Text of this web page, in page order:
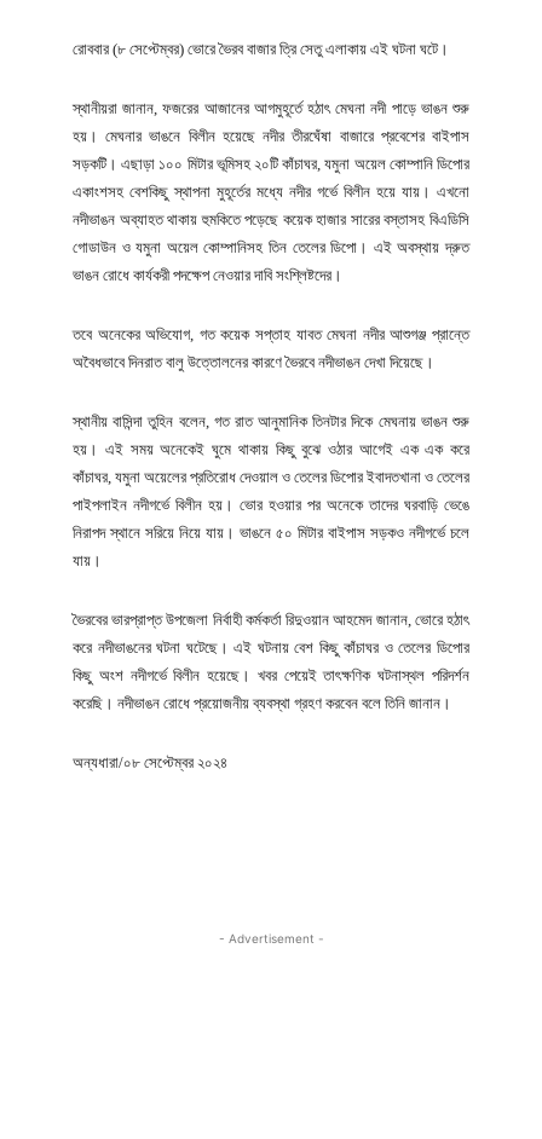
রোববার (৮ সেপ্টেম্বর) ভোরে ভৈরব বাজার ত্রি সেতু এলাকায় এই ঘটনা ঘটে।
স্থানীয়রা জানান, ফজরের আজানের আগমুহূর্তে হঠাৎ মেঘনা নদী পাড়ে ভাঙন শুরু
হয়। মেঘনার ভাঙনে বিলীন হয়েছে নদীর তীরঘেঁষা বাজারে প্রবেশের বাইপাস
সড়কটি। এছাড়া ১০০ মিটার ভূমিসহ ২০টি কাঁচাঘর, যমুনা অয়েল কোম্পানি ডিপোর
একাংশসহ বেশকিছু স্থাপনা মুহূর্তের মধ্যে নদীর গর্ভে বিলীন হয়ে যায়। এখনো
নদীভাঙন অব্যাহত থাকায় হুমকিতে পড়েছে কয়েক হাজার সারের বস্তাসহ বিএডিসি
গোডাউন ও যমুনা অয়েল কোম্পানিসহ তিন তেলের ডিপো। এই অবস্থায় দ্রুত
ভাঙন রোধে কার্যকরী পদক্ষেপ নেওয়ার দাবি সংশ্লিষ্টদের।
তবে অনেকের অভিযোগ, গত কয়েক সপ্তাহ যাবত মেঘনা নদীর আশুগঞ্জ প্রান্তে
অবৈধভাবে দিনরাত বালু উত্তোলনের কারণে ভৈরবে নদীভাঙন দেখা দিয়েছে।
স্থানীয় বাসিন্দা তুহিন বলেন, গত রাত আনুমানিক তিনটার দিকে মেঘনায় ভাঙন শুরু
হয়। এই সময় অনেকেই ঘুমে থাকায় কিছু বুঝে ওঠার আগেই এক এক করে
কাঁচাঘর, যমুনা অয়েলের প্রতিরোধ দেওয়াল ও তেলের ডিপোর ইবাদতখানা ও তেলের
পাইপলাইন নদীগর্ভে বিলীন হয়। ভোর হওয়ার পর অনেকে তাদের ঘরবাড়ি ভেঙে
নিরাপদ স্থানে সরিয়ে নিয়ে যায়। ভাঙনে ৫০ মিটার বাইপাস সড়কও নদীগর্ভে চলে
যায়।
ভৈরবের ভারপ্রাপ্ত উপজেলা নির্বাহী কর্মকর্তা রিদুওয়ান আহমেদ জানান, ভোরে হঠাৎ
করে নদীভাঙনের ঘটনা ঘটেছে। এই ঘটনায় বেশ কিছু কাঁচাঘর ও তেলের ডিপোর
কিছু অংশ নদীগর্ভে বিলীন হয়েছে। খবর পেয়েই তাৎক্ষণিক ঘটনাস্থল পরিদর্শন
করেছি। নদীভাঙন রোধে প্রয়োজনীয় ব্যবস্থা গ্রহণ করবেন বলে তিনি জানান।
অন্যধারা/০৮ সেপ্টেম্বর ২০২৪
- Advertisement -